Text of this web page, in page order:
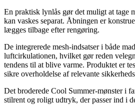
En praktisk lynlås gør det muligt at tage
kan vaskes separat. Åbningen er
lægges tilbage efter rengøring.
De integrerede mesh-indsatser i både
luftcirkulationen, hvilket gør reden
tendens til at blive varme. Produktet er
sikre overholdelse af relevante
Det broderede Cool Summer-mønster i
stilrent og roligt udtryk, der passer ind i